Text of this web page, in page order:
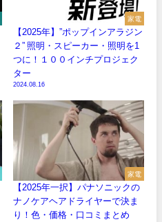
家電
【2025年】”ポップインアラジン
２” 照明・スピーカー・照明を1
つに！１００インチプロジェク
ター
2024.08.16
家電
【2025年一択】パナソニックの
ナノケアヘアドライヤーで決ま
り！色・価格・口コミまとめ